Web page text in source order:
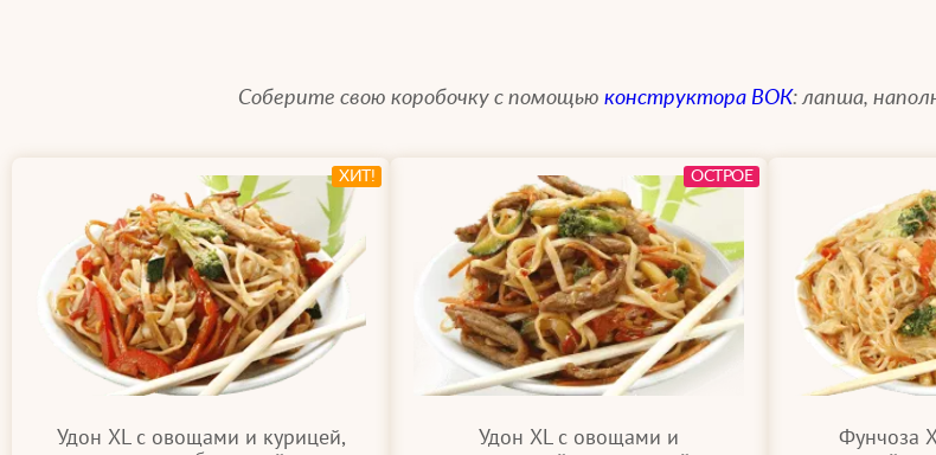
Соберите свою коробочку с помощью конструктора ВОК: лапша,
Удон XL с овощами и курицей,
ХИТ!
Удон XL с овощами и
ОСТРОЕ
Фунчоза